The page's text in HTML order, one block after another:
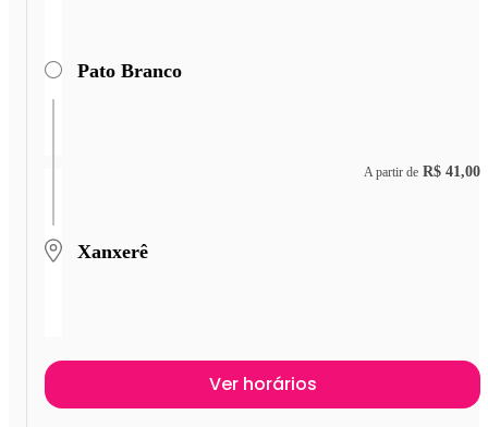
Pato Branco
Xanxerê
A partir de R$ 41,00
Ver horários